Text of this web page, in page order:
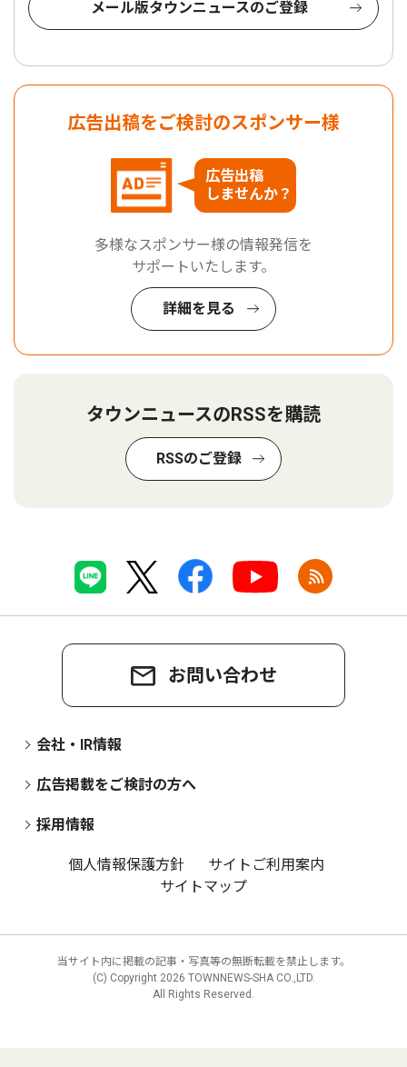
メール版タウンニュースのご登録
広告出稿をご検討のスポンサー様
広告出稿
しませんか？
多様なスポンサー様の情報発信を
サポートいたします。
詳細を見る
タウンニュースのRSSを購読
RSSのご登録
お問い合わせ
会社・IR情報
広告掲載をご検討の方へ
採用情報
個人情報保護方針
サイトご利用案内
サイトマップ
当サイト内に掲載の記事・写真等の無断転載を禁止します。
(C) Copyright 2026 TOWNNEWS-SHA CO.,LTD.
All Rights Reserved.